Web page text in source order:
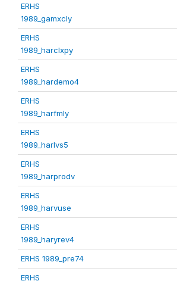
ERHS
1989_gamxcly
ERHS
1989_harclxpy
ERHS
1989_hardemo4
ERHS
1989_harfmly
ERHS
1989_harlvs5
ERHS
1989_harprodv
ERHS
1989_harvuse
ERHS
1989_haryrev4
ERHS 1989_pre74
ERHS